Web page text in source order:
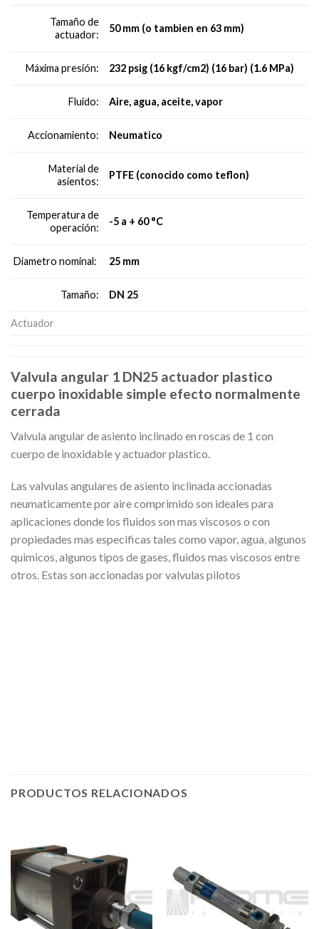
Tamaño de
actuador:
50 mm (o tambien en 63 mm)
Máxima presión: 232 psig (16 kgf/cm2) (16 bar) (1.6 MPa)
Fluido: Aire, agua, aceite, vapor
Accionamiento: Neumatico
Material de
asientos:
PTFE (conocido como teflon)
Temperatura de
operación:
-5 a + 60 °C
Diametro nominal: 25 mm
Tamaño: DN 25
Actuador
Valvula angular 1 DN25 actuador plastico
cuerpo inoxidable simple efecto normalmente
cerrada
Valvula angular de asiento inclinado en roscas de 1 con
cuerpo de inoxidable y actuador plastico.
Las valvulas angulares de asiento inclinada accionadas
neumaticamente por aire comprimido son ideales para
aplicaciones donde los fluidos son mas viscosos o con
propiedades mas especificas tales como vapor, agua, algunos
quimicos, algunos tipos de gases, fluidos mas viscosos entre
otros. Estas son accionadas por valvulas pilotos
PRODUCTOS RELACIONADOS